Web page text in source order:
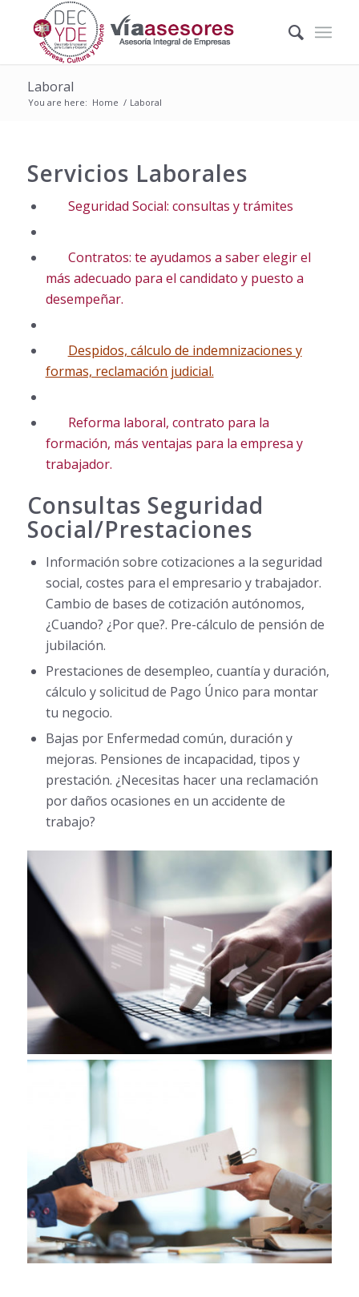
Laboral
You are here: Home / Laboral
Servicios Laborales
Seguridad Social: consultas y trámites
Contratos: te ayudamos a saber elegir el
más adecuado para el candidato y puesto a
desempeñar.
Despidos, cálculo de indemnizaciones y
formas, reclamación judicial.
Reforma laboral, contrato para la
formación, más ventajas para la empresa y
trabajador.
Consultas Seguridad
Social/Prestaciones
Información sobre cotizaciones a la seguridad
social, costes para el empresario y trabajador.
Cambio de bases de cotización autónomos,
¿Cuando? ¿Por que?. Pre-cálculo de pensión de
jubilación.
Prestaciones de desempleo, cuantía y duración,
cálculo y solicitud de Pago Único para montar
tu negocio.
Bajas por Enfermedad común, duración y
mejoras. Pensiones de incapacidad, tipos y
prestación. ¿Necesitas hacer una reclamación
por daños ocasiones en un accidente de
trabajo?